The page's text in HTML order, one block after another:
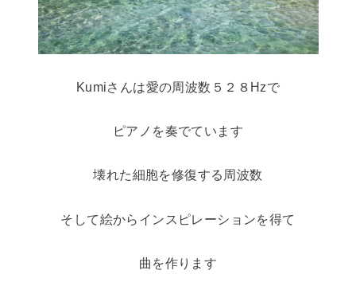
Kumiさんは愛の周波数５２８Hzで
ピアノを奏でています
壊れた細胞を修復する周波数
そして絵からインスピレーションを得て
曲を作ります